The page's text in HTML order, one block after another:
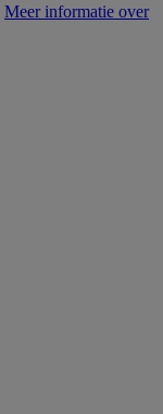
Meer informatie over